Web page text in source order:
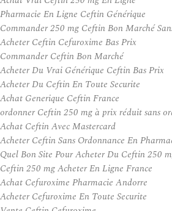
Pharmacie En Ligne Ceftin Générique
Commander 250 mg Ceftin Bon Marché
Acheter Ceftin Cefuroxime Bas Prix
Commander Ceftin Bon Marché
Acheter Du Vrai Générique Ceftin Bas Prix
Acheter Du Ceftin En Toute Securite
Achat Generique Ceftin France
ordonner Ceftin 250 mg à prix réduit sans
Achat Ceftin Avec Mastercard
Acheter Ceftin Sans Ordonnance En
Quel Bon Site Pour Acheter Du Ceftin 250
Ceftin 250 mg Acheter En Ligne France
Achat Cefuroxime Pharmacie Andorre
Acheter Cefuroxime En Toute Securite